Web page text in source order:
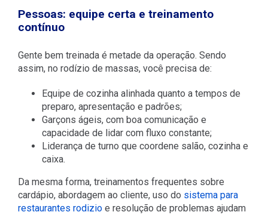
Pessoas: equipe certa e treinamento
contínuo
Gente bem treinada é metade da operação. Sendo
assim, no rodízio de massas, você precisa de:
Equipe de cozinha alinhada quanto a tempos de
preparo, apresentação e padrões;
Garçons ágeis, com boa comunicação e
capacidade de lidar com fluxo constante;
Liderança de turno que coordene salão, cozinha e
caixa.
Da mesma forma, treinamentos frequentes sobre
cardápio, abordagem ao cliente, uso do sistema para
restaurantes rodizioe resolução de problemas ajudam